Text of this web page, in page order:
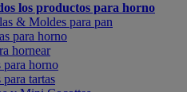
los productos para horno
& Moldes para pan
para horno
hornear
para horno
tartas